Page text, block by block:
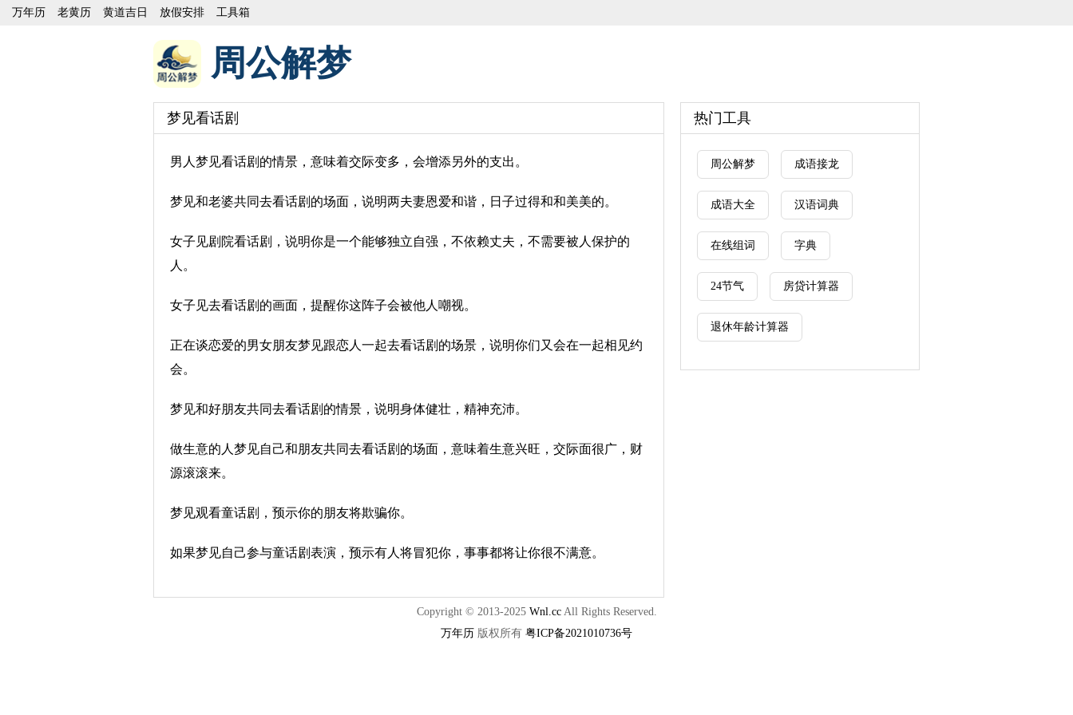
万年历 老黄历 黄道吉日 放假安排 工具箱
周公解梦
梦见看话剧
男人梦见看话剧的情景，意味着交际变多，会增添另外的支出。
梦见和老婆共同去看话剧的场面，说明两夫妻恩爱和谐，日子过得和和美美的。
女子见剧院看话剧，说明你是一个能够独立自强，不依赖丈夫，不需要被人保护的
人。
女子见去看话剧的画面，提醒你这阵子会被他人嘲视。
正在谈恋爱的男女朋友梦见跟恋人一起去看话剧的场景，说明你们又会在一起相见约
会。
梦见和好朋友共同去看话剧的情景，说明身体健壮，精神充沛。
做生意的人梦见自己和朋友共同去看话剧的场面，意味着生意兴旺，交际面很广，财
源滚滚来。
梦见观看童话剧，预示你的朋友将欺骗你。
如果梦见自己参与童话剧表演，预示有人将冒犯你，事事都将让你很不满意。
热门工具
周公解梦 成语接龙
成语大全 汉语词典
在线组词 字典
24节气 房贷计算器
退休年龄计算器
Copyright © 2013-2025 Wnl.ccAll Rights Reserved.
万年历 版权所有 粤ICP备2021010736号